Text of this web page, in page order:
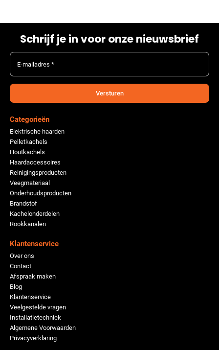
Schrijf je in voor onze nieuwsbrief
E-mailadres *
Versturen
Categorieën
Elektrische haarden
Pelletkachels
Houtkachels
Haardaccessoires
Reinigingsproducten
Veegmateriaal
Onderhoudsproducten
Brandstof
Kachelonderdelen
Rookkanalen
Klantenservice
Over ons
Contact
Afspraak maken
Blog
Klantenservice
Veelgestelde vragen
Installatietechniek
Algemene Voorwaarden
Privacyverklaring